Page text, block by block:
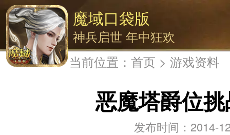
魔域口袋版
神兵启世 年中狂欢
当前位置： 首页 > 游戏资料
恶魔塔爵位
2014-